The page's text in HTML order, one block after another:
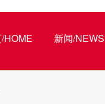
HOME 新闻/NEWS